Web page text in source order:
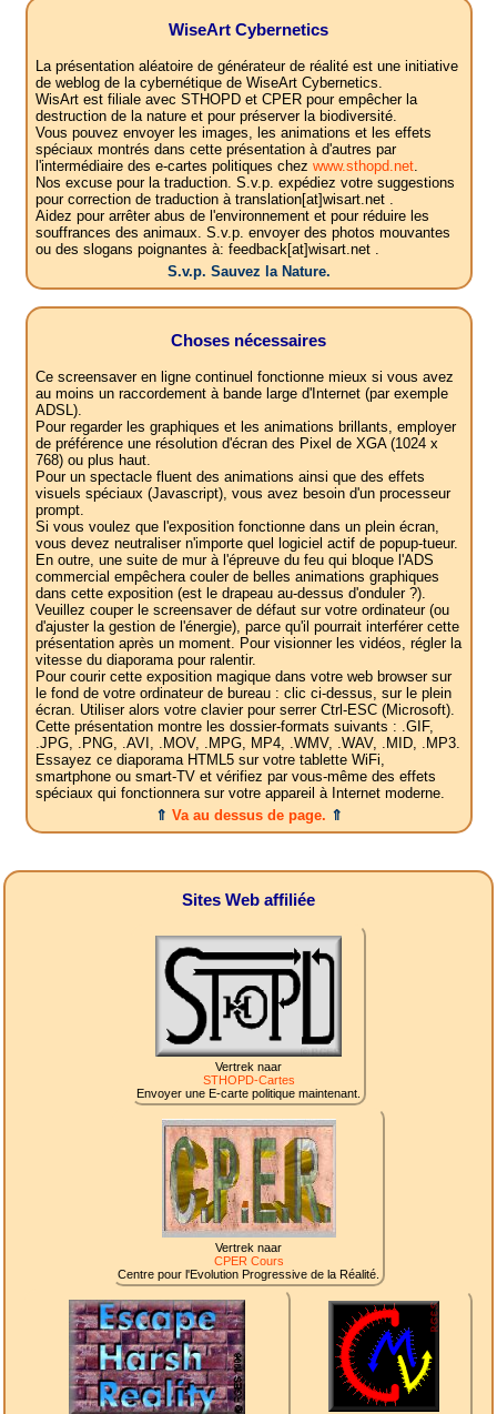
WiseArt Cybernetics
La présentation aléatoire de générateur de réalité est une initiative
de weblog de la cybernétique de WiseArt Cybernetics.
WisArt est filiale avec STHOPD et CPER pour empêcher la
destruction de la nature et pour préserver la biodiversité.
Vous pouvez envoyer les images, les animations et les effets
spéciaux montrés dans cette présentation à d'autres par
l'intermédiaire des e-cartes politiques chez www.sthopd.net.
Nos excuse pour la traduction. S.v.p. expédiez votre suggestions
pour correction de traduction à translation[at]wisart.net .
Aidez pour arrêter abus de l'environnement et pour réduire les
souffrances des animaux. S.v.p. envoyer des photos mouvantes
ou des slogans poignantes à: feedback[at]wisart.net .
S.v.p. Sauvez la Nature.
Choses nécessaires
Ce screensaver en ligne continuel fonctionne mieux si vous avez
au moins un raccordement à bande large d'Internet (par exemple
ADSL).
Pour regarder les graphiques et les animations brillants, employer
de préférence une résolution d'écran des Pixel de XGA (1024 x
768) ou plus haut.
Pour un spectacle fluent des animations ainsi que des effets
visuels spéciaux (Javascript), vous avez besoin d'un processeur
prompt.
Si vous voulez que l'exposition fonctionne dans un plein écran,
vous devez neutraliser n'importe quel logiciel actif de popup-tueur.
En outre, une suite de mur à l'épreuve du feu qui bloque l'ADS
commercial empêchera couler de belles animations graphiques
dans cette exposition (est le drapeau au-dessus d'onduler ?).
Veuillez couper le screensaver de défaut sur votre ordinateur (ou
d'ajuster la gestion de l'énergie), parce qu'il pourrait interférer cette
présentation après un moment. Pour visionner les vidéos, régler la
vitesse du diaporama pour ralentir.
Pour courir cette exposition magique dans votre web browser sur
le fond de votre ordinateur de bureau : clic ci-dessus, sur le plein
écran. Utiliser alors votre clavier pour serrer Ctrl-ESC (Microsoft).
Cette présentation montre les dossier-formats suivants : .GIF,
.JPG, .PNG, .AVI, .MOV, .MPG, MP4, .WMV, .WAV, .MID, .MP3.
Essayez ce diaporama HTML5 sur votre tablette WiFi,
smartphone ou smart-TV et vérifiez par vous-même des effets
spéciaux qui fonctionnera sur votre appareil à Internet moderne.
⇑ Va au dessus de page. ⇑
Sites Web affiliée
Vertrek naar
STHOPD-Cartes
Envoyer une E-carte politique maintenant.
Vertrek naar
CPER Cours
Centre pour l'Evolution Progressive de la Réalité.